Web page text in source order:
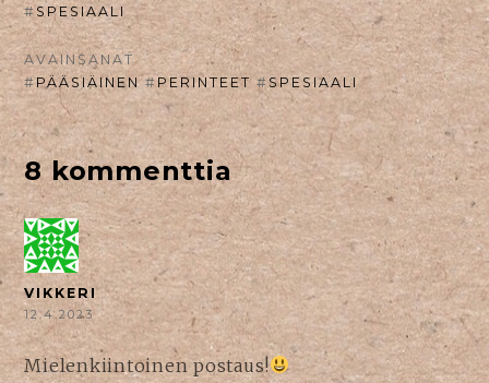
# SPESIAALI
AVAINSANAT
# PÄÄSIÄINEN#PERINTEET #SPESIAALI
8 kommenttia
VIKKERI
12.4.2023
Mielenkiintoinen postaus!